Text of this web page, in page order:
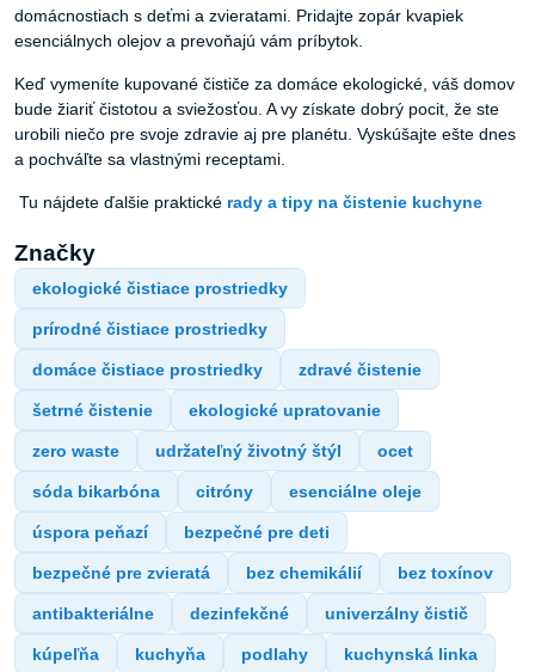
domácnostiach s deťmi a zvieratami. Pridajte zopár kvapiek
esenciálnych olejov a prevoňajú vám príbytok.
Keď vymeníte kupované čističe za domáce ekologické, váš domov
bude žiariť čistotou a sviežosťou. A vy získate dobrý pocit, že ste
urobili niečo pre svoje zdravie aj pre planétu. Vyskúšajte ešte dnes
a pochváľte sa vlastnými receptami.
Tu nájdete ďalšie praktické rady a tipy na čistenie kuchyne
Značky
ekologické čistiace prostriedky
prírodné čistiace prostriedky
domáce čistiace prostriedky zdravé čistenie
šetrné čistenie ekologické upratovanie
zero waste udržateľný životný štýl ocet
sóda bikarbóna citróny esenciálne oleje
úspora peňazí bezpečné pre deti
bezpečné pre zvieratá bez chemikálií bez toxínov
antibakteriálne dezinfekčné univerzálny čistič
kúpeľňa kuchyňa podlahy kuchynská linka